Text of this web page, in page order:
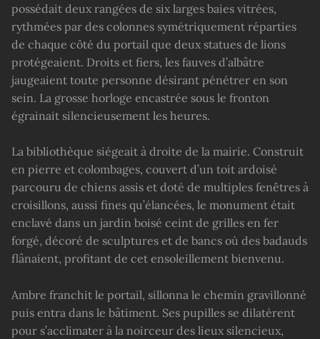
possédait deux rangées de six larges baies vitrées,
rythmées par des colonnes symétriquement réparties
de chaque côté du portail que deux statues de lions
protégeaient. Droits et fiers, les fauves d’albâtre
jaugeaient toute personne désirant pénétrer en son
sein. La grosse horloge encastrée sous le fronton
égrainait silencieusement les heures.
La bibliothèque siégeait à droite de la mairie. Construit
en pierre et colombages, couvert d’un toit ardoisé
parcouru de chiens assis et doté de multiples fenêtres à
croisillons, aussi fines qu’élancées, le monument était
enclavé dans un jardin boisé ceint de grilles en fer
forgé, décoré de sculptures et de bancs où des badauds
flânaient, profitant de cet ensoleillement bienvenu.
Ambre franchit le portail, sillonna le chemin gravillonné
puis entra dans le bâtiment. Ses pupilles se dilatèrent
pour s’acclimater à la noirceur des lieux silencieux,